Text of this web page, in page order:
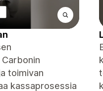
toimivan
kassaprosessia